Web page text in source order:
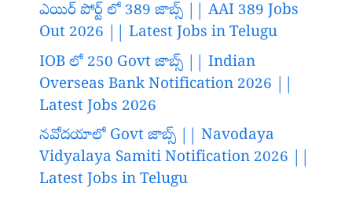
ఎయిర్ పోర్ట్ లో 389 జాబ్స్ || AAI 389 Jobs
Out 2026 || Latest Jobs in Telugu
IOB లో 250 Govt జాబ్స్ || Indian
Overseas Bank Notification 2026 ||
Latest Jobs 2026
నవోదయాలో Govt జాబ్స్ || Navodaya
Vidyalaya Samiti Notification 2026 ||
Latest Jobs in Telugu